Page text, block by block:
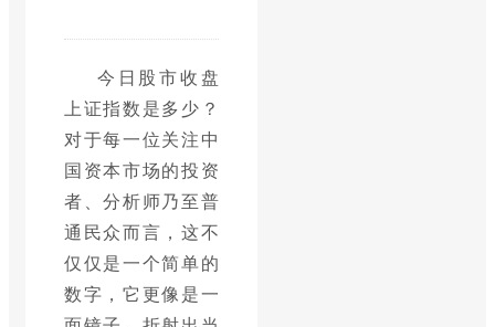
今日股市收盘
上证指数是多少？
对于每一位关注中
国资本市场的投资
者、分析师乃至普
通民众而言，这不
仅仅是一个简单的
数字，它更像是一